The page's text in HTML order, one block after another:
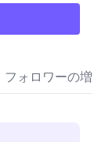
フォロワーの増加